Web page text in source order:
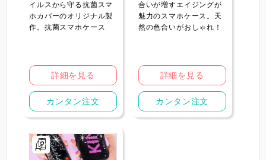
イルスから守る抗菌スマ
ホカバーのオリジナル製
作。抗菌スマホケース
詳細を見る
カンタン注文
合いが増すエイジングが
魅力のスマホケース。天
然の色合いがおしゃれ！
詳細を見る
カンタン注文